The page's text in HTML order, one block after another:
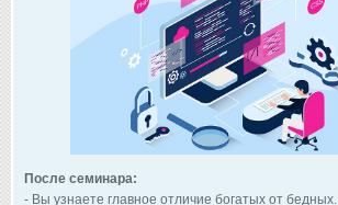
После семинара:
- Вы узнаете главное отличие богатых от бедных.